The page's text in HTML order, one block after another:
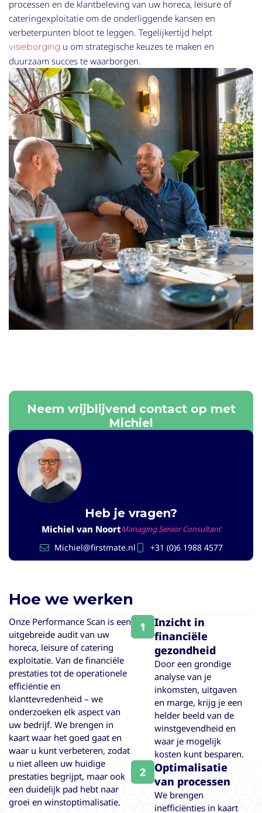
processen en de klantbeleving van uw horeca, leisure of
cateringexploitatie om de onderliggende kansen en
verbeterpunten bloot te leggen. Tegelijkertijd helpt
visieborging u om strategische keuzes te maken en
duurzaam succes te waarborgen.
Neem vrijblijvend contact op met
Michiel
Heb je vragen?
Michiel van NoortManaging Senior Consultant
Michiel@firstmate.nl +31 (0)6 1988 4577
Hoe we werken
Onze Performance Scan is een
uitgebreide audit van uw
horeca, leisure of catering
exploitatie. Van de financiële
prestaties tot de operationele
efficiëntie en
klanttevredenheid – we
onderzoeken elk aspect van
uw bedrijf. We brengen in
kaart waar het goed gaat en
waar u kunt verbeteren, zodat
u niet alleen uw huidige
prestaties begrijpt, maar ook
een duidelijk pad hebt naar
groei en winstoptimalisatie.
1
Inzicht in
financiële
gezondheid
Door een grondige
analyse van je
inkomsten, uitgaven
en marge, krijg je een
helder beeld van de
winstgevendheid en
waar je mogelijk
kosten kunt besparen.
2
Optimalisatie
van processen
We brengen
inefficiënties in kaart